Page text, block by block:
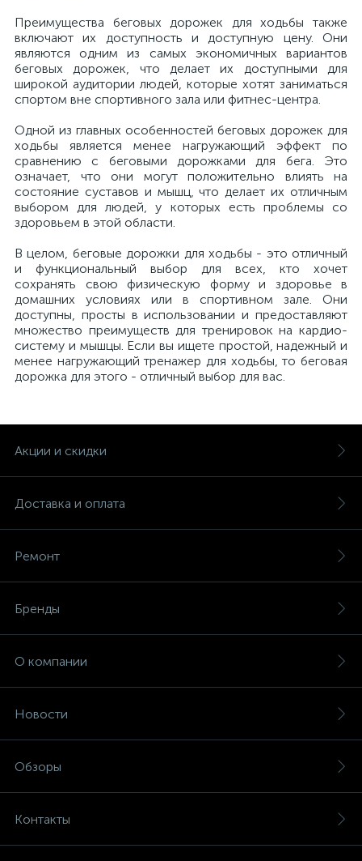
Преимущества беговых дорожек для ходьбы также
включают их доступность и доступную цену. Они
являются одним из самых экономичных вариантов
беговых дорожек, что делает их доступными для
широкой аудитории людей, которые хотят заниматься
спортом вне спортивного зала или фитнес-центра.
Одной из главных особенностей беговых дорожек для
ходьбы является менее нагружающий эффект по
сравнению с беговыми дорожками для бега. Это
означает, что они могут положительно влиять на
состояние суставов и мышц, что делает их отличным
выбором для людей, у которых есть проблемы со
здоровьем в этой области.
В целом, беговые дорожки для ходьбы - это отличный
и функциональный выбор для всех, кто хочет
сохранять свою физическую форму и здоровье в
домашних условиях или в спортивном зале. Они
доступны, просты в использовании и предоставляют
множество преимуществ для тренировок на кардио-
систему и мышцы. Если вы ищете простой, надежный и
менее нагружающий тренажер для ходьбы, то беговая
дорожка для этого - отличный выбор для вас.
Акции и скидки
Доставка и оплата
Ремонт
Бренды
О компании
Новости
Обзоры
Контакты